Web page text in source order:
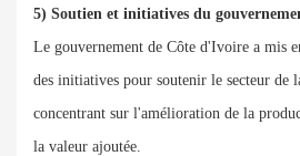
5) Soutien et initiatives du
Le gouvernement de Côte d'Ivoire a mis
des initiatives pour soutenir le secteur de
concentrant sur l'amélioration de la
la valeur ajoutée.